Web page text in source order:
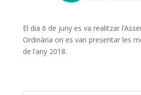
El dia 6 de juny es va realitzar
Ordinària on es van presentar les
de l’any 2018.